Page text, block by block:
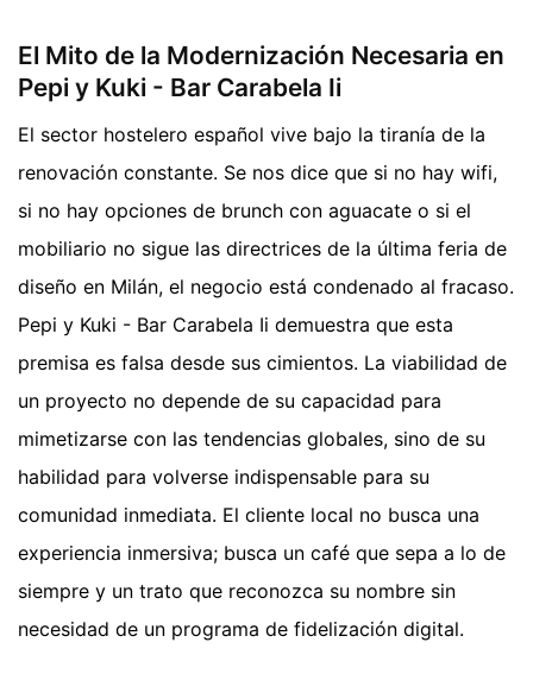
El Mito de la Modernización Necesaria en
Pepi y Kuki - Bar Carabela Ii
El sector hostelero español vive bajo la tiranía de la
renovación constante. Se nos dice que si no hay wifi,
si no hay opciones de brunch con aguacate o si el
mobiliario no sigue las directrices de la última feria de
diseño en Milán, el negocio está condenado al fracaso.
Pepi y Kuki - Bar Carabela Ii demuestra que esta
premisa es falsa desde sus cimientos. La viabilidad de
un proyecto no depende de su capacidad para
mimetizarse con las tendencias globales, sino de su
habilidad para volverse indispensable para su
comunidad inmediata. El cliente local no busca una
experiencia inmersiva; busca un café que sepa a lo de
siempre y un trato que reconozca su nombre sin
necesidad de un programa de fidelización digital.